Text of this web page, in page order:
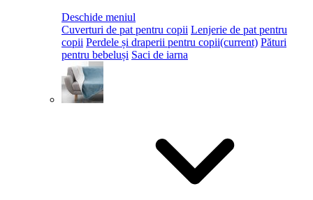
Deschide meniul
Cuverturi de pat pentru copii Lenjerie de pat pentru
copii Perdele și draperii pentru copii(current) Pături
pentru bebeluși Saci de iarna